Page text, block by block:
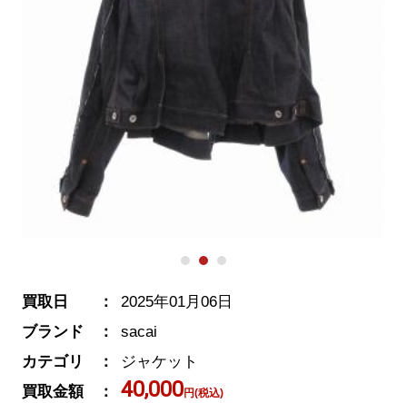
買取日
2025年01月06日
ブランド
sacai
カテゴリ
ジャケット
買取金額
40,000円(税込)